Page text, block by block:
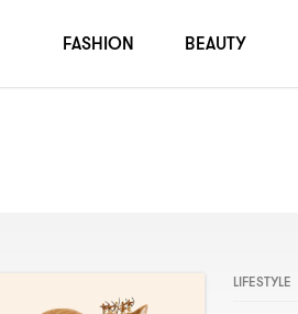
LIFESTYLE
FASHION BEAUTY